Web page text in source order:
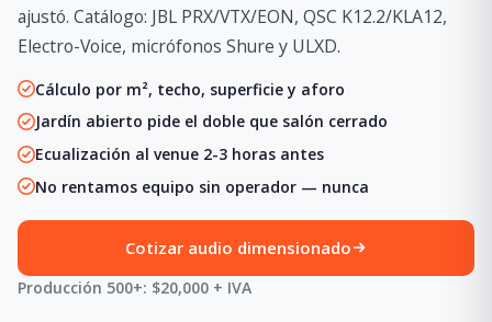
ajustó. Catálogo: JBL PRX/VTX/EON, QSC K12.2/KLA12,
Electro-Voice, micrófonos Shure y ULXD.
Cálculo por m², techo, superficie y aforo
Jardín abierto pide el doble que salón cerrado
Ecualización al venue 2-3 horas antes
No rentamos equipo sin operador — nunca
Cotizar audio dimensionado
Producción 500+: $20,000 + IVA